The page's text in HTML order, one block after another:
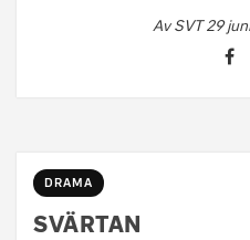
AvSVT 29
DRAMA
SVÄRTAN